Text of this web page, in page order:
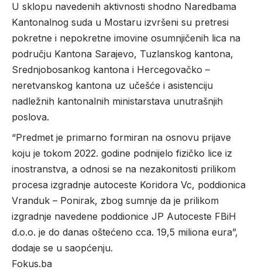
U sklopu navedenih aktivnosti shodno Naredbama
Kantonalnog suda u Mostaru izvršeni su pretresi
pokretne i nepokretne imovine osumnjičenih lica na
području Kantona Sarajevo, Tuzlanskog kantona,
Srednjobosankog kantona i Hercegovačko –
neretvanskog kantona uz učešće i asistenciju
nadležnih kantonalnih ministarstava unutrašnjih
poslova.
“Predmet je primarno formiran na osnovu prijave
koju je tokom 2022. godine podnijelo fizičko lice iz
inostranstva, a odnosi se na nezakonitosti prilikom
procesa izgradnje autoceste Koridora Vc, poddionica
Vranduk – Ponirak, zbog sumnje da je prilikom
izgradnje navedene poddionice JP Autoceste FBiH
d.o.o. je do danas oštećeno cca. 19,5 miliona eura”,
dodaje se u saopćenju.
Fokus.ba